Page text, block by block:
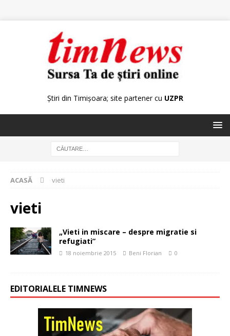
Știri din Timișoara; site partener cu UZPR
ACASĂ vieti
vieti
„Vieti in miscare – despre migratie si
refugiati”
18 noiembrie 2015 Beni Florian 0
EDITORIALELE TIMNEWS